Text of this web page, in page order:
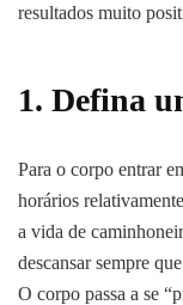
resultados muito
1. Defina
Para o corpo entrar
horários
a vida de
descansar sempre
O corpo passa a se